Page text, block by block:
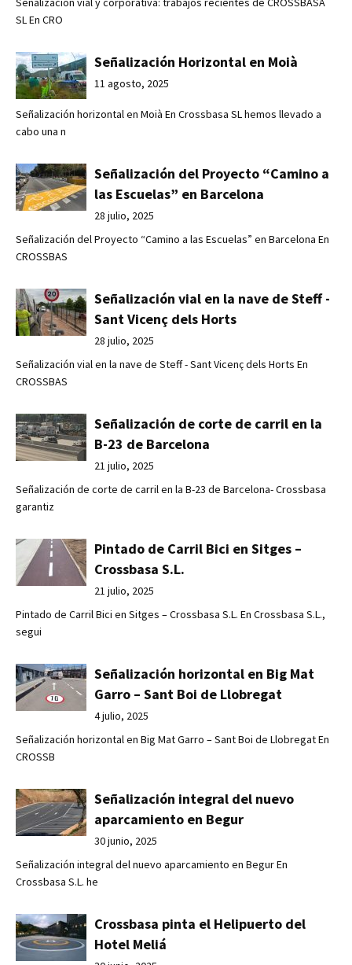
SL En CRO
Señalización Horizontal en Moià
11 agosto, 2025
Señalización horizontal en Moià En Crossbasa SL hemos llevado a
cabo una n
Señalización del Proyecto “Camino a
las Escuelas” en Barcelona
28 julio, 2025
Señalización del Proyecto “Camino a las Escuelas” en Barcelona En
CROSSBAS
Señalización vial en la nave de Steff -
Sant Vicenç dels Horts
28 julio, 2025
Señalización vial en la nave de Steff - Sant Vicenç dels Horts En
CROSSBAS
Señalización de corte de carril en la
B-23 de Barcelona
21 julio, 2025
Señalización de corte de carril en la B-23 de Barcelona- Crossbasa
garantiz
Pintado de Carril Bici en Sitges –
Crossbasa S.L.
21 julio, 2025
Pintado de Carril Bici en Sitges – Crossbasa S.L. En Crossbasa S.L.,
segui
Señalización horizontal en Big Mat
Garro – Sant Boi de Llobregat
4 julio, 2025
Señalización horizontal en Big Mat Garro – Sant Boi de Llobregat En
CROSSB
Señalización integral del nuevo
aparcamiento en Begur
30 junio, 2025
Señalización integral del nuevo aparcamiento en Begur En
Crossbasa S.L. he
Crossbasa pinta el Helipuerto del
Hotel Meliá